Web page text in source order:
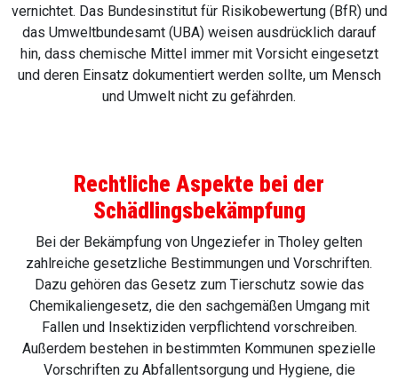
vernichtet. Das Bundesinstitut für Risikobewertung (BfR) und
das Umweltbundesamt (UBA) weisen ausdrücklich darauf
hin, dass chemische Mittel immer mit Vorsicht eingesetzt
und deren Einsatz dokumentiert werden sollte, um Mensch
und Umwelt nicht zu gefährden.
Rechtliche Aspekte bei der
Schädlingsbekämpfung
Bei der Bekämpfung von Ungeziefer in Tholey gelten
zahlreiche gesetzliche Bestimmungen und Vorschriften.
Dazu gehören das Gesetz zum Tierschutz sowie das
Chemikaliengesetz, die den sachgemäßen Umgang mit
Fallen und Insektiziden verpflichtend vorschreiben.
Außerdem bestehen in bestimmten Kommunen spezielle
Vorschriften zu Abfallentsorgung und Hygiene, die